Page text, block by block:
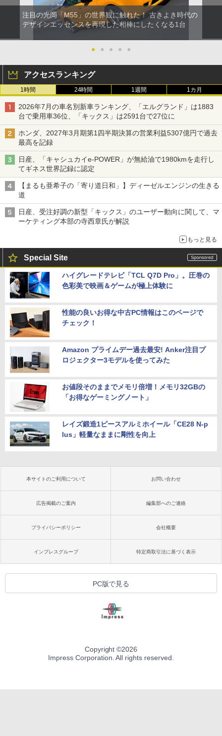
注目の光岡「M55」の世界観に触れた！ 古きよき時代の
デザインエッセンスを再現した相棒にしたくなる1台
● ● ● ● ●
アクセスランキング
1時間 24時間 1週間 1カ月
2026年7月の車名別新車ランキング、「エルグランド」は1883
台で乗用車36位、「キックス」は2591台で27位に
ホンダ、2027年3月期第1四半期決算の営業利益5307億円で過去
最高を記録
日産、「キャシュカイe-POWER」が無給油で1980kmを走行し
てギネス世界記録に認定
【まるも亜希子の「寄り道日和」】ディーゼルエンジンの生きる
道
日産、受注好調の新型「キックス」のユーザー動向に関して、マ
ーケティング本部の寺西章氏が解説
もっと見る
Special Site
ハイグレードテレビ「TCL Q7D Pro」。圧巻の
色彩美で映画＆ゲームが極上体験に
性能の良いお得な中古PC情報はこのページで
チェック！
Amazon プライムデー過去最安! Anker注目プ
ロジェクター3モデルを使ってみた
お値段そのままでメモリ倍増！メモリ32GBの
「お得なゲーミングノート」
レイズ鍛造1ピースアルミホイール「CE28 N-p
lus」軽量なままに剛性を向上
本サイトのご利用について お問い合わせ
広告掲載のご案内 編集部へのご連絡
プライバシーポリシー 会社概要
インプレスグループ 特定商取引法に基づく表示
PC版で見る
Copyright ©2026
Impress Corporation. All rights reserved.